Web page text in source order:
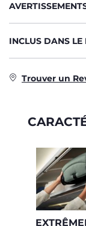
INCLUS DANS LE
Trouver un